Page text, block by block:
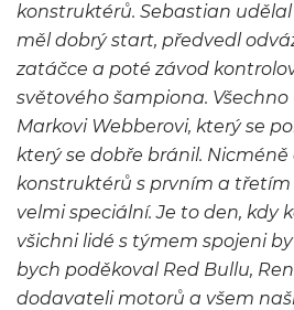
konstruktérů. Sebastian
měl dobrý start, předvedl
zatáčce a poté závod
světového šampiona.
Markovi Webberovi, který se
který se dobře bránil.
konstruktérů s prvním a
velmi speciální. Je to den, kdy
všichni lidé s týmem spojeni
bych poděkoval Red Bullu,
dodavateli motorů a všem